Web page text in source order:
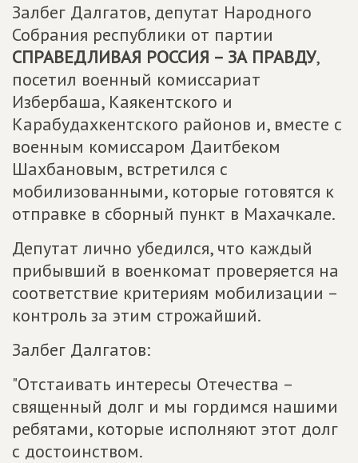
Залбег Далгатов, депутат Народного
Собрания республики от партии
СПРАВЕДЛИВАЯ РОССИЯ – ЗА ПРАВДУ,
посетил военный комиссариат
Избербаша, Каякентского и
Карабудахкентского районов и, вместе с
военным комиссаром Даитбеком
Шахбановым, встретился с
мобилизованными, которые готовятся к
отправке в сборный пункт в Махачкале.
Депутат лично убедился, что каждый
прибывший в военкомат проверяется на
соответствие критериям мобилизации –
контроль за этим строжайший.
Залбег Далгатов:
"Отстаивать интересы Отечества –
священный долг и мы гордимся нашими
ребятами, которые исполняют этот долг
с достоинством.